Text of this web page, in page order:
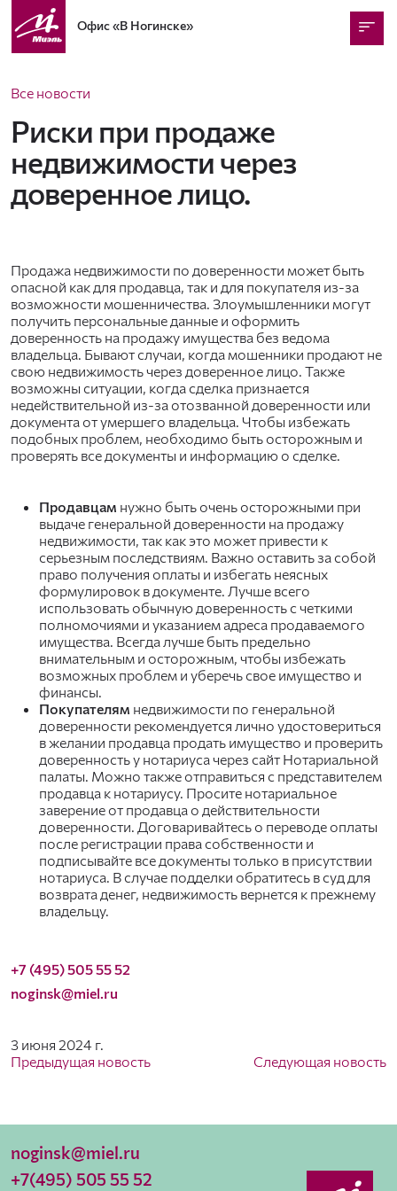
Офис«В Ногинске»
Все новости
Риски при продаже
недвижимости через
доверенное лицо.
Продажа недвижимости по доверенности может быть
опасной как для продавца, так и для покупателя из-за
возможности мошенничества. Злоумышленники могут
получить персональные данные и оформить
доверенность на продажу имущества без ведома
владельца. Бывают случаи, когда мошенники продают не
свою недвижимость через доверенное лицо. Также
возможны ситуации, когда сделка признается
недействительной из-за отозванной доверенности или
документа от умершего владельца. Чтобы избежать
подобных проблем, необходимо быть осторожным и
проверять все документы и информацию о сделке.
Продавцам нужно быть очень осторожными при
выдаче генеральной доверенности на продажу
недвижимости, так как это может привести к
серьезным последствиям. Важно оставить за собой
право получения оплаты и избегать неясных
формулировок в документе. Лучше всего
использовать обычную доверенность с четкими
полномочиями и указанием адреса продаваемого
имущества. Всегда лучше быть предельно
внимательным и осторожным, чтобы избежать
возможных проблем и уберечь свое имущество и
финансы.
Покупателям недвижимости по генеральной
доверенности рекомендуется лично удостовериться
в желании продавца продать имущество и проверить
доверенность у нотариуса через сайт Нотариальной
палаты. Можно также отправиться с представителем
продавца к нотариусу. Просите нотариальное
заверение от продавца о действительности
доверенности. Договаривайтесь о переводе оплаты
после регистрации права собственности и
подписывайте все документы только в присутствии
нотариуса. В случае подделки обратитесь в суд для
возврата денег, недвижимость вернется к прежнему
владельцу.
+7 (495) 505 55 52
noginsk@miel.ru
3 июня 2024 г.
Предыдущая новость
Следующая новость
noginsk@miel.ru
+7(495) 505 55 52